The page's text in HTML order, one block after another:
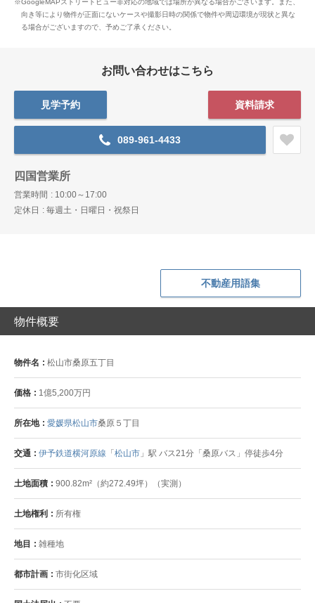
※GoogleMAPストリートビュー非対応の地域では場所が異なる場合がございます。
また、
向き等により物件が正面にないケースや撮影日時の関係で物件や周辺環境が現状と異な
る場合がございますので、予めご了承ください。
お問い合わせはこちら
見学予約 資料請求
089-961-4433
四国営業所
営業時間
10:00～17:00
定休日
毎週土・日曜日・祝祭日
不動産用語集
物件概要
物件名 松山市桑原五丁目
価格 1億5,200万円
所在地 愛媛県松山市桑原５丁目
交通 伊予鉄道横河原線 「松山市 」駅 バス21分「桑原バス」停徒歩4分
土地面積 900.82m²（約272.49坪）（実測）
土地権利 所有権
地目 雑種地
都市計画 市街化区域